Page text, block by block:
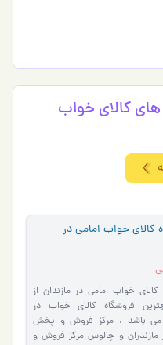
كالاي خواب
کالای خواب امامی در
کالای خواب امامی در مازندان از
فروشگاه کالای خواب در
چالوس می باشد . مرکز فروش و پخش
بالش در مازندران و چالوس مرکز فروش و